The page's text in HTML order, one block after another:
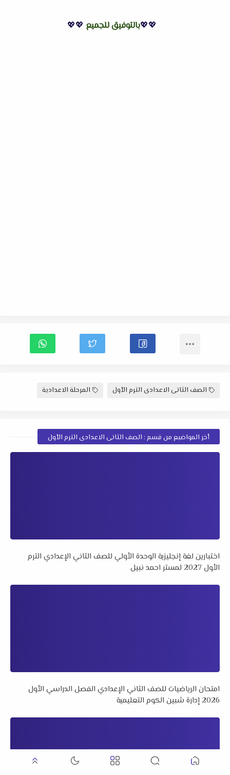
💖💖بالتوفيق للجميع 💖💖
الصف الثانى الاعدادى الترم الأول المرحلة الاعدادية
أخر المواضيع من قسم : الصف الثانى الاعدادى الترم الأول
اختبارين لغة إنجليزية الوحدة الأولي للصف الثاني الإعدادي الترم
الأول 2027 لمستر احمد نبيل
امتحان الرياضيات للصف الثاني الإعدادي الفصل الدراسي الأول
2026 إدارة شبين الكوم التعليمية